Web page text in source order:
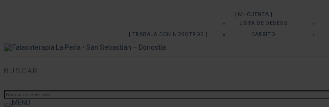
| TRABAJA CON NOSOTROS |
| MI CUENTA |
LISTA DE DESEOS
CARRITO
BUSCAR
MENU